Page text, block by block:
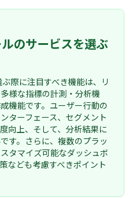
のサービスを選ぶ
際に注目すべき機能は、リ
様な指標の計測・分析機
機能です。ユーザー行動の
ターフェース、セグメント
向上、そして、分析結果に
す。さらに、複数のプラッ
タマイズ可能なダッシュボ
なども考慮すべきポイント